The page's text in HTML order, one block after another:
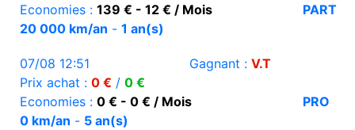
Economies : 139 € - 12 € / Mois
PART
20 000 km/an - 1 an(s)
07/08 12:51 Gagnant : V.T
Prix achat : 0 € / 0 €
Economies : 0 € - 0 € / Mois
PRO
0 km/an - 5 an(s)